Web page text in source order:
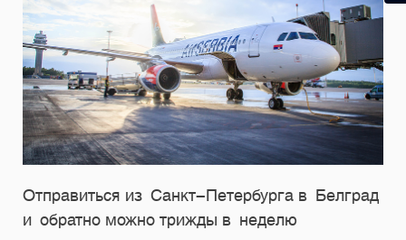
Отправиться из Санкт-Петербурга в Белград
и обратно можно трижды в неделю